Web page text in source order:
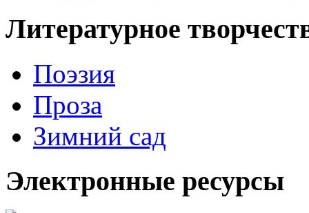
Литературное
Поэзия
Проза
Зимний сад
Электронные ресурсы